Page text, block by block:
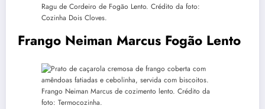
Ragu de Cordeiro de Fogão Lento. Crédito da foto:
Cozinha Dois Cloves.
Frango Neiman Marcus Fogão Lento
Frango Neiman Marcus de cozimento lento. Crédito da
foto: Termocozinha.